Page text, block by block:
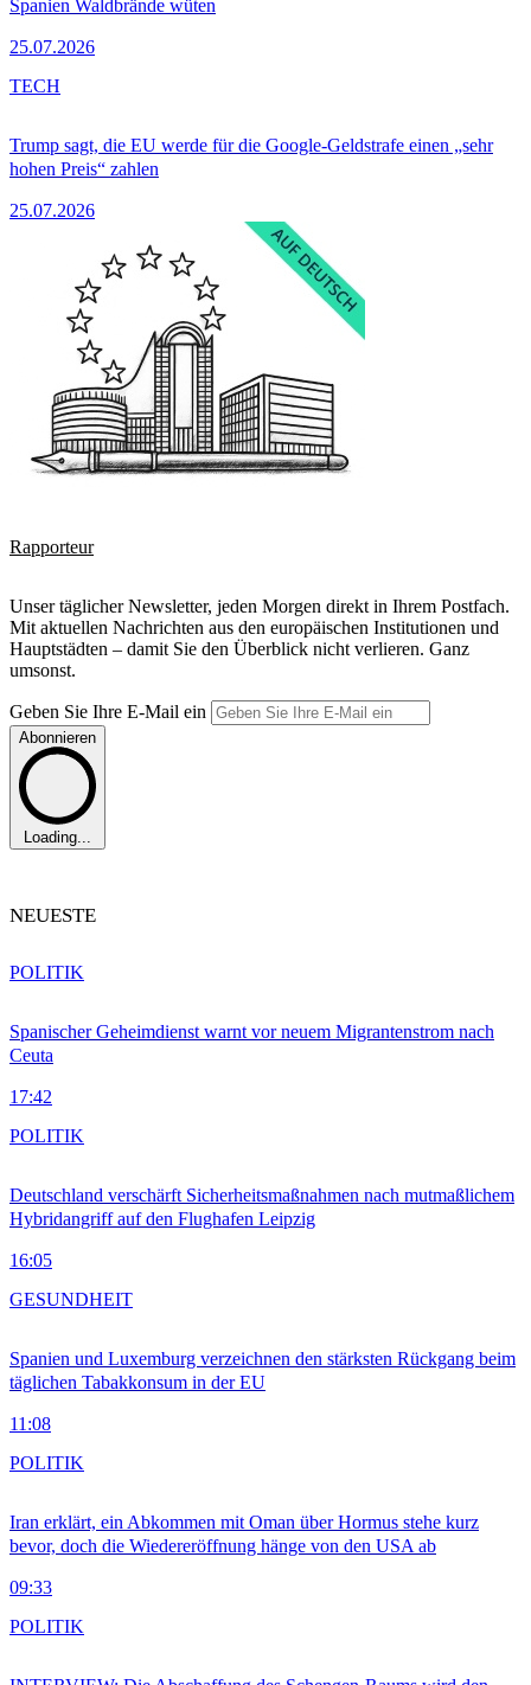
Spanien Waldbrände wüten
25.07.2026
Trump sagt, die EU werde für die Google-Geldstrafe einen „sehr
hohen Preis“ zahlen
25.07.2026
TECH
Rapporteur
Unser täglicher Newsletter, jeden Morgen direkt in Ihrem Postfach.
Mit aktuellen Nachrichten aus den europäischen Institutionen und
Hauptstädten – damit Sie den Überblick nicht verlieren. Ganz
umsonst.
Geben Sie Ihre E-Mail ein
Abonnieren
Loading...
NEUESTE
Spanischer Geheimdienst warnt vor neuem Migrantenstrom nach
Ceuta
17:42
POLITIK
Deutschland verschärft Sicherheitsmaßnahmen nach mutmaßlichem
Hybridangriff auf den Flughafen Leipzig
16:05
POLITIK
Spanien und Luxemburg verzeichnen den stärksten Rückgang beim
täglichen Tabakkonsum in der EU
11:08
GESUNDHEIT
Iran erklärt, ein Abkommen mit Oman über Hormus stehe kurz
bevor, doch die Wiedereröffnung hänge von den USA ab
09:33
POLITIK
POLITIK